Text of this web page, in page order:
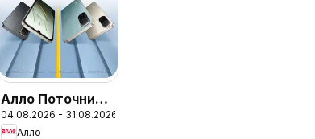
Алло Поточний
каталог
04.08.2026 - 31.08.2026
Алло